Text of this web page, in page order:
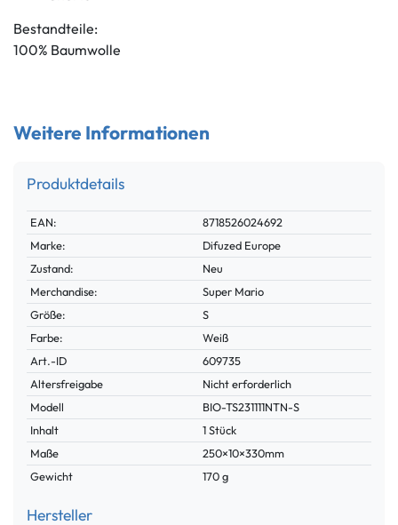
Bestandteile:
100% Baumwolle
Weitere Informationen
Produktdetails
Technisches
Merkmal
Wert
EAN:
8718526024692
Marke:
Difuzed Europe
Zustand:
Neu
Merchandise:
Super Mario
Größe:
S
Farbe:
Weiß
Technisches
Merkmal
Wert
Art.-ID
609735
Altersfreigabe
Nicht erforderlich
Modell
BIO-TS231111NTN-S
Inhalt
1 Stück
Maße
250×10×330mm
Gewicht
170 g
Hersteller